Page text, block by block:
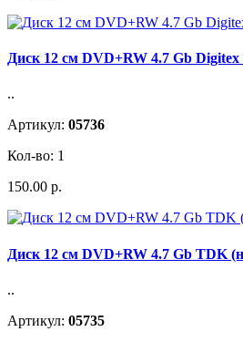
Диск 12 см DVD+RW 4.7 Gb
..
Артикул: 05736
Кол-во: 1
150.00 р.
Диск 12 см DVD+RW 4.7 Gb TDK
..
Артикул: 05735